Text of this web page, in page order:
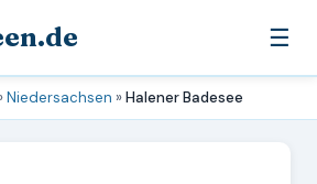
☰
Niedersachsen »Halener Badesee